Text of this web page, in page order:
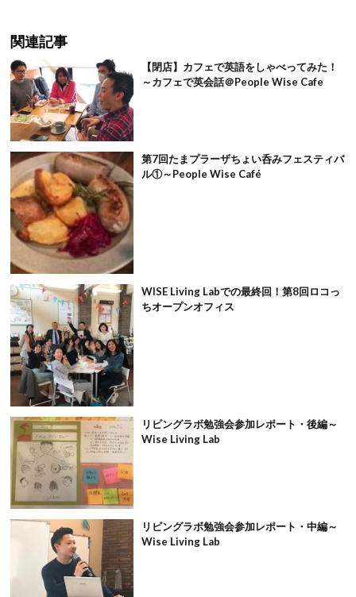
関連記事
【閉店】カフェで英語をしゃべってみた！
～カフェで英会話＠People Wise Cafe
第7回たまプラーザちょい呑みフェスティバ
ル①～People Wise Café
WISE Living Labでの最終回！第8回ロコっ
ちオープンオフィス
リビングラボ勉強会参加レポート・後編～
Wise Living Lab
リビングラボ勉強会参加レポート・中編～
Wise Living Lab